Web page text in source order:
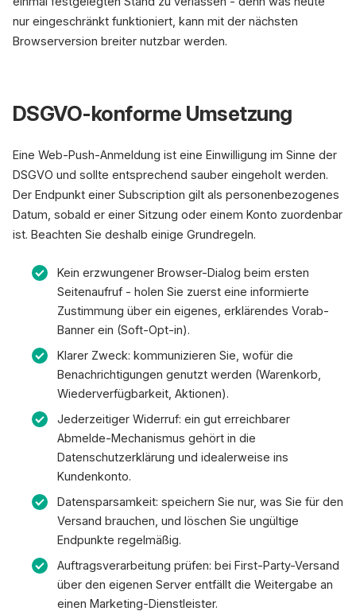
nur eingeschränkt funktioniert, kann mit der nächsten
Browserversion breiter nutzbar werden.
DSGVO-konforme Umsetzung
Eine Web-Push-Anmeldung ist eine Einwilligung im Sinne der
DSGVO und sollte entsprechend sauber eingeholt werden.
Der Endpunkt einer Subscription gilt als personenbezogenes
Datum, sobald er einer Sitzung oder einem Konto zuordenbar
ist. Beachten Sie deshalb einige Grundregeln.
Kein erzwungener Browser-Dialog beim ersten
Seitenaufruf - holen Sie zuerst eine informierte
Zustimmung über ein eigenes, erklärendes Vorab-
Banner ein (Soft-Opt-in).
Klarer Zweck: kommunizieren Sie, wofür die
Benachrichtigungen genutzt werden (Warenkorb,
Wiederverfügbarkeit, Aktionen).
Jederzeitiger Widerruf: ein gut erreichbarer
Abmelde-Mechanismus gehört in die
Datenschutzerklärung und idealerweise ins
Kundenkonto.
Datensparsamkeit: speichern Sie nur, was Sie für den
Versand brauchen, und löschen Sie ungültige
Endpunkte regelmäßig.
Auftragsverarbeitung prüfen: bei First-Party-Versand
über den eigenen Server entfällt die Weitergabe an
einen Marketing-Dienstleister.